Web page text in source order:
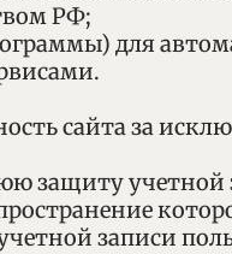
РФ;
для
сайта за
защиту учетной
записи